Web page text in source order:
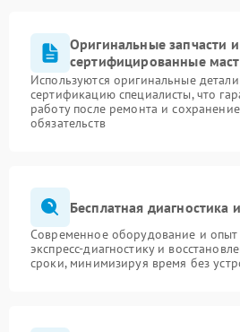
Оригинальные запчасти и
сертифицированные
Используются оригинальные
сертификацию специалисты, что
работу после ремонта и
обязательств
Бесплатная
Современное оборудование и опыт
экспресс-диагностику и
сроки, минимизируя время без